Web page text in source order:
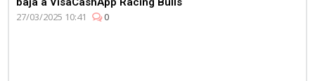
27/03/2025 10:41
0